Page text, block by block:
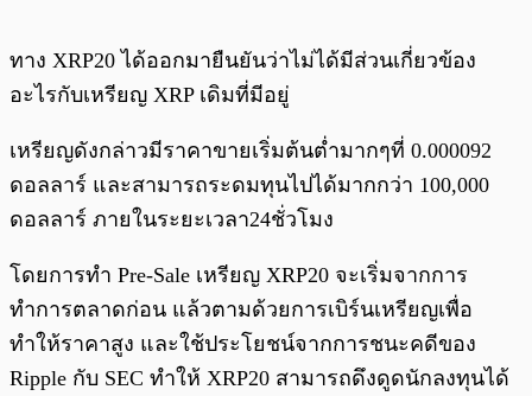
ทาง XRP20 ได้ออกมายืนยันว่าไม่ได้มีส่วนเกี่ยวข้อง
อะไรกับเหรียญ XRP เดิมที่มีอยู่
เหรียญดังกล่าวมีราคาขายเริ่มต้นต่ำมากๆที่ 0.000092
ดอลลาร์ และสามารถระดมทุนไปได้มากกว่า 100,000
ดอลลาร์ ภายในระยะเวลา24ชั่วโมง
โดยการทำ Pre-Sale เหรียญ XRP20 จะเริ่มจากการ
ทำการตลาดก่อน แล้วตามด้วยการเบิร์นเหรียญเพื่อ
ทำให้ราคาสูง และใช้ประโยชน์จากการชนะคดีของ
Ripple กับ SEC ทำให้ XRP20 สามารถดึงดูดนักลงทุนได้